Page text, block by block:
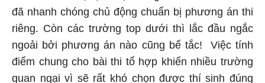
đã nhanh chóng chủ động chuẩn bị phương án thi
riêng. Còn các trường top dưới thì lắc đầu ngắc
ngoải bởi phương án nào cũng bế tắc! Việc tính
điểm chung cho bài thi tổ hợp khiến nhiều trường
quan ngại vì sẽ rất khó chọn được thí sinh đúng